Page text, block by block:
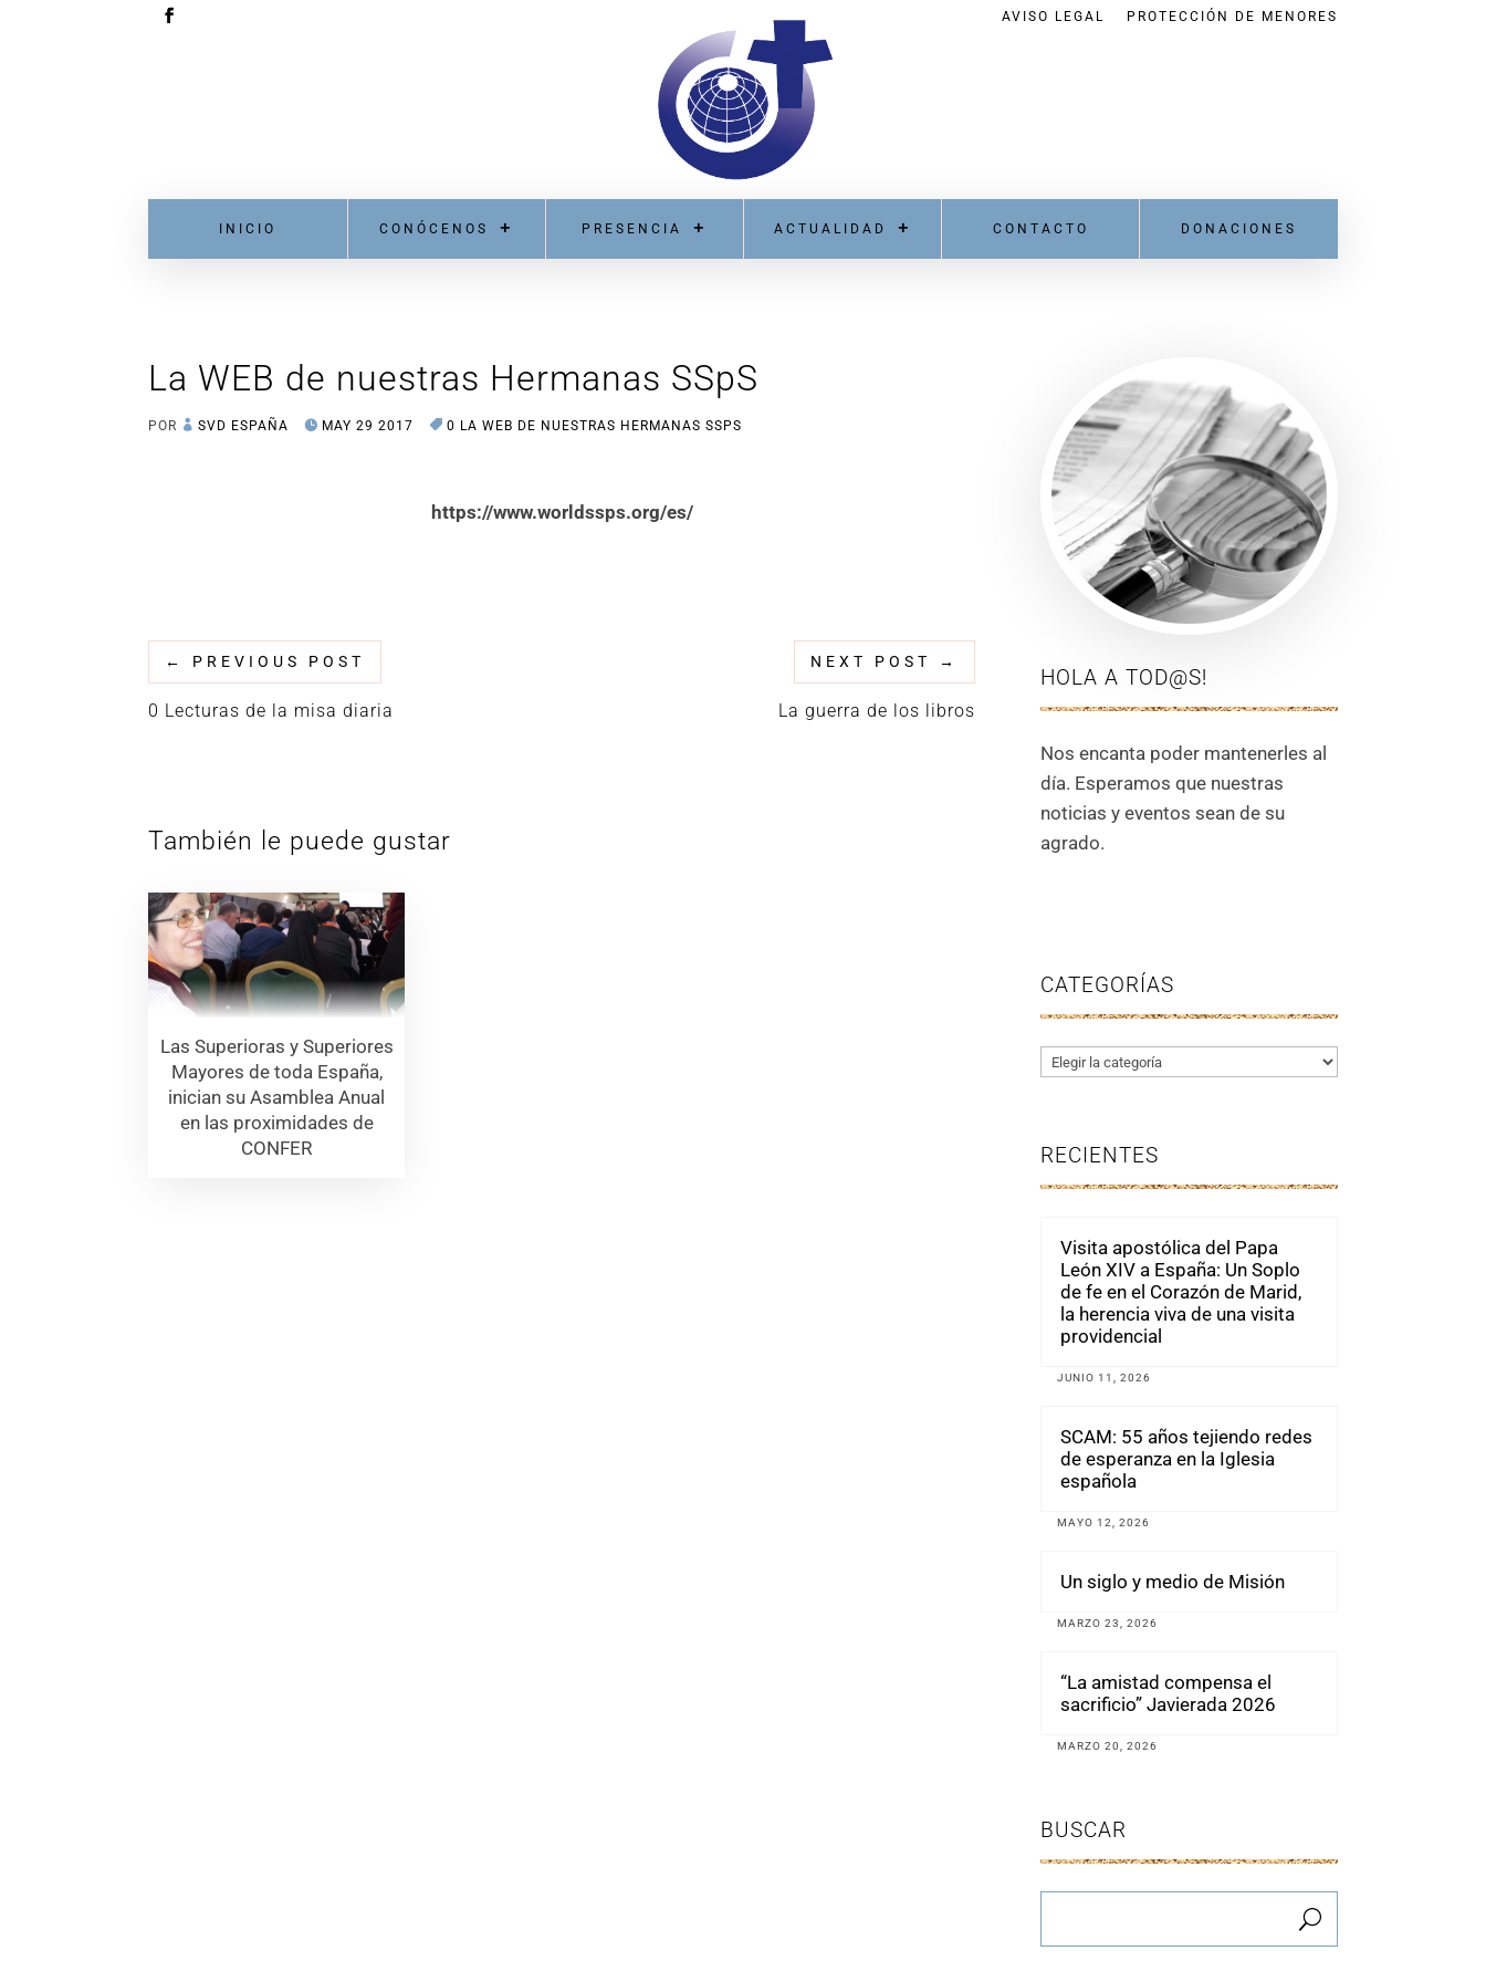
AVISO LEGAL PROTECCIÓN DE MENORES
INICIO CONÓCENOS PRESENCIA ACTUALIDAD CONTACTO DONACIONES
La WEB de nuestras Hermanas SSpS
POR SVD ESPAÑA MAY 29 2017 0 LA WEB DE NUESTRAS HERMANAS SSPS
https://www.worldssps.org/es/
← PREVIOUS POST
0 Lecturas de la misa diaria
NEXT POST →
La guerra de los libros
También le puede gustar
Las Superioras y Superiores
Mayores de toda España,
inician su Asamblea Anual
en las proximidades de
CONFER
HOLA A TOD@S!
Nos encanta poder mantenerles al
día. Esperamos que nuestras
noticias y eventos sean de su
agrado.
CATEGORÍAS
Categorías
RECIENTES
Visita apostólica del Papa
León XIV a España: Un Soplo
de fe en el Corazón de Marid,
la herencia viva de una visita
providencial
JUNIO 11, 2026
SCAM: 55 años tejiendo redes
de esperanza en la Iglesia
española
MAYO 12, 2026
Un siglo y medio de Misión
MARZO 23, 2026
“La amistad compensa el
sacrificio” Javierada 2026
MARZO 20, 2026
BUSCAR